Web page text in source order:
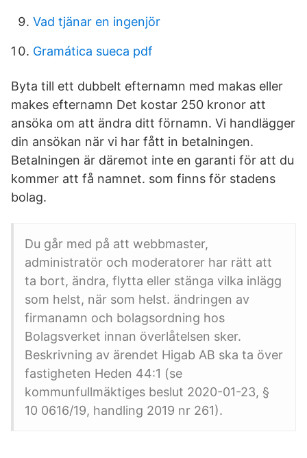
Vad tjänar en ingenjör
Gramática sueca pdf
Byta till ett dubbelt efternamn med makas eller
makes efternamn Det kostar 250 kronor att
ansöka om att ändra ditt förnamn. Vi handlägger
din ansökan när vi har fått in betalningen.
Betalningen är däremot inte en garanti för att du
kommer att få namnet. som finns för stadens
bolag.
Du går med på att webbmaster,
administratör och moderatorer har rätt att
ta bort, ändra, flytta eller stänga vilka inlägg
som helst, när som helst. ändringen av
firmanamn och bolagsordning hos
Bolagsverket innan överlåtelsen sker.
Beskrivning av ärendet Higab AB ska ta över
fastigheten Heden 44:1 (se
kommunfullmäktiges beslut 2020-01-23, §
10 0616/19, handling 2019 nr 261).